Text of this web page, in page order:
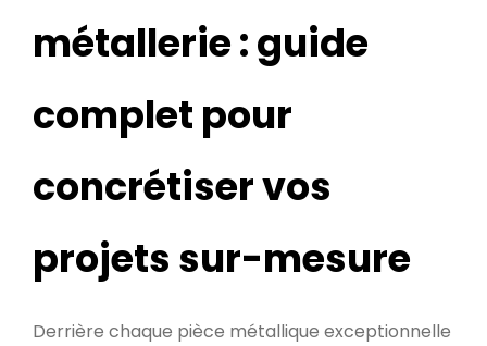
métallerie : guide
complet pour
concrétiser vos
projets sur-mesure
Derrière chaque pièce métallique exceptionnelle